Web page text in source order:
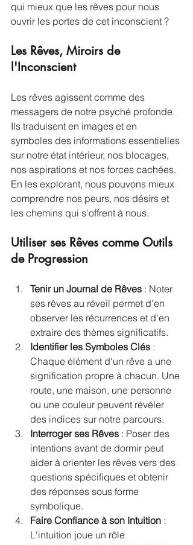
qui mieux que les rêves pour nous
ouvrir les portes de cet inconscient ?
Les Rêves, Miroirs de
l'Inconscient
Les rêves agissent comme des
messagers de notre psyché profonde.
Ils traduisent en images et en
symboles des informations essentielles
sur notre état intérieur, nos blocages,
nos aspirations et nos forces cachées.
En les explorant, nous pouvons mieux
comprendre nos peurs, nos désirs et
les chemins qui s'offrent à nous.
Utiliser ses Rêves comme Outils
de Progression
Tenir un Journal de Rêves : Noter
ses rêves au réveil permet d'en
observer les récurrences et d'en
extraire des thèmes significatifs.
Identifier les Symboles Clés :
Chaque élément d'un rêve a une
signification propre à chacun. Une
route, une maison, une personne
ou une couleur peuvent révéler
des indices sur notre parcours.
Interroger ses Rêves : Poser des
intentions avant de dormir peut
aider à orienter les rêves vers des
questions spécifiques et obtenir
des réponses sous forme
symbolique.
Faire Confiance à son Intuition :
L'intuition joue un rôle